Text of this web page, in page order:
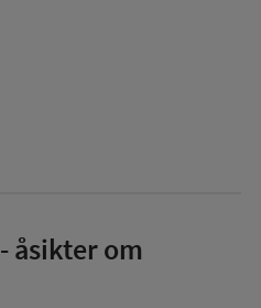
- åsikter om